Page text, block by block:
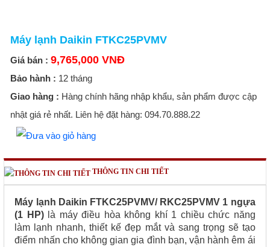
Máy lạnh Daikin FTKC25PVMV
Giá bán : 9,765,000 VNĐ
Bảo hành : 12 tháng
Giao hàng : Hàng chính hãng nhập khẩu, sản phẩm được cập
nhật giá rẻ nhất. Liên hệ đặt hàng: 094.70.888.22
THÔNG TIN CHI TIẾT
Máy lạnh Daikin FTKC25PVMV/ RKC25PVMV 1 ngựa
(1 HP)là máy điều hòa không khí 1 chiều chức năng
làm lạnh nhanh, thiết kế đẹp mắt và sang trọng sẽ tạo
điểm nhấn cho không gian gia đình bạn, vận hành êm ái